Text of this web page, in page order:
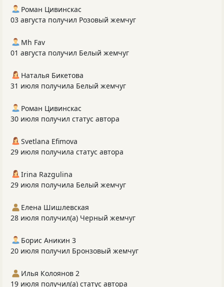
Роман Цивинскас
03 августа получил Розовый жемчуг
Mh Fav
01 августа получил Белый жемчуг
Наталья Бикетова
31 июля получила Белый жемчуг
Роман Цивинскас
30 июля получил статус автора
Svetlana Efimova
29 июля получила статус автора
Irina Razgulina
29 июля получила Белый жемчуг
Елена Шишлевская
28 июля получил(а) Черный жемчуг
Борис Аникин 3
20 июля получил Бронзовый жемчуг
Илья Колоянов 2
19 июля получил(а) статус автора